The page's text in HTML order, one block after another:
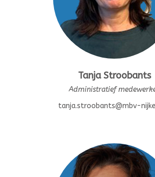
Tanja Stroobants
Administratief
tanja.stroobants@mbv-